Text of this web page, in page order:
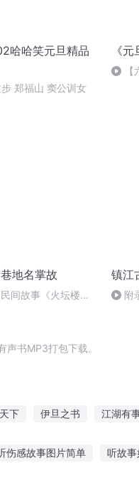
哈哈笑元旦精品
郑福山 窦公训女
《
地名掌故
间故事《火坛楼下
镇江
附
书MP3打包下载。
下 伊旦之书 江湖有
伤感故事图片简单 听故